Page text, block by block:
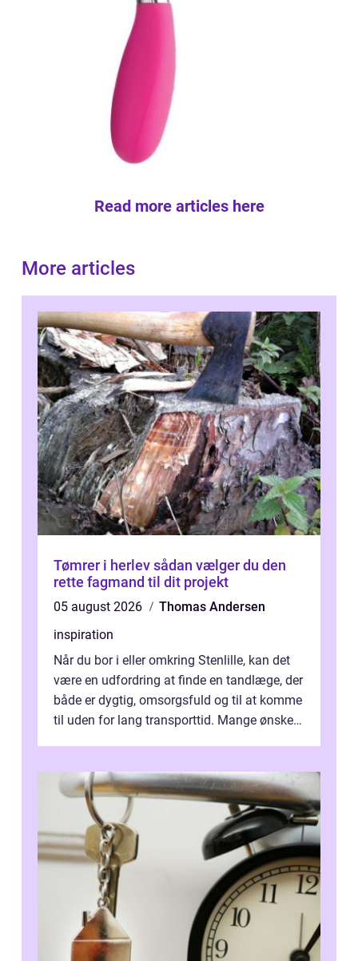
Read more articles here
More articles
Tømrer i herlev sådan vælger du den
rette fagmand til dit projekt
05 august 2026
Thomas Andersen
inspiration
Når du bor i eller omkring Stenlille, kan det
være en udfordring at finde en tandlæge, der
både er dygtig, omsorgsfuld og til at komme
til uden for lang transporttid. Mange ønsker